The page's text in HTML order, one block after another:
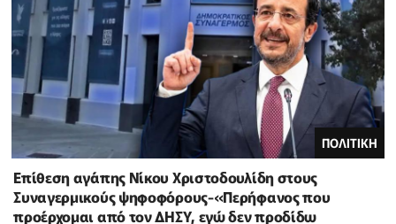
ΠΟΛΙΤΙΚΗ
Επίθεση αγάπης Νίκου Χριστοδουλίδη στους
Συναγερμικούς ψηφοφόρους-«Περήφανος που
προέρχομαι από τον ΔΗΣΥ, εγώ δεν προδίδω